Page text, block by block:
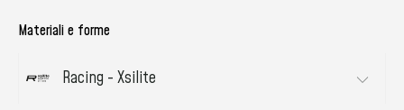
Materiali e forme
Racing - Xsilite